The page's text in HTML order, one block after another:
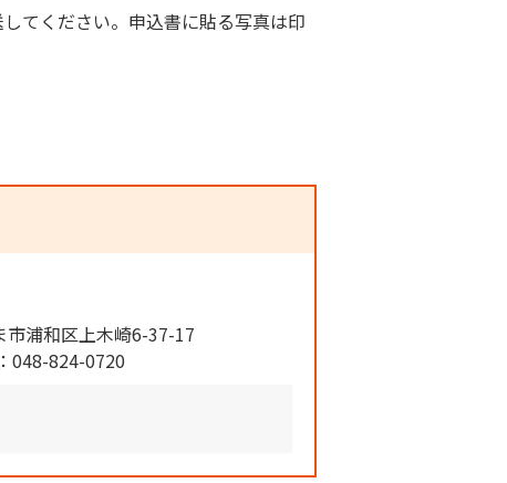
てください。申込書に貼る写真は印
市浦和区上木崎6-37-17
048-824-0720